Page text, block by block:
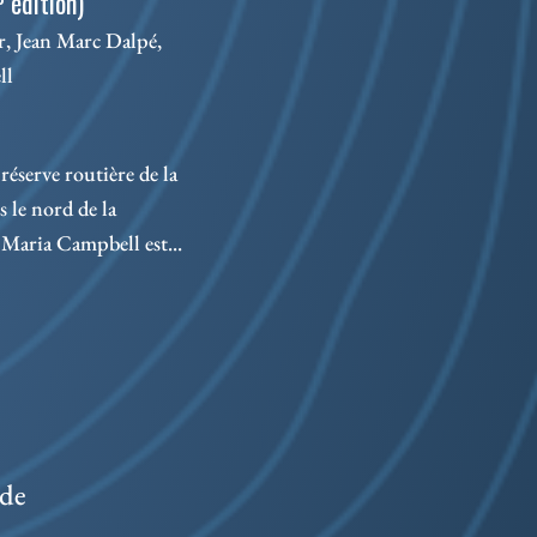
Jean Marc Dalpé,
routière de la
le nord de la
Campbell est...